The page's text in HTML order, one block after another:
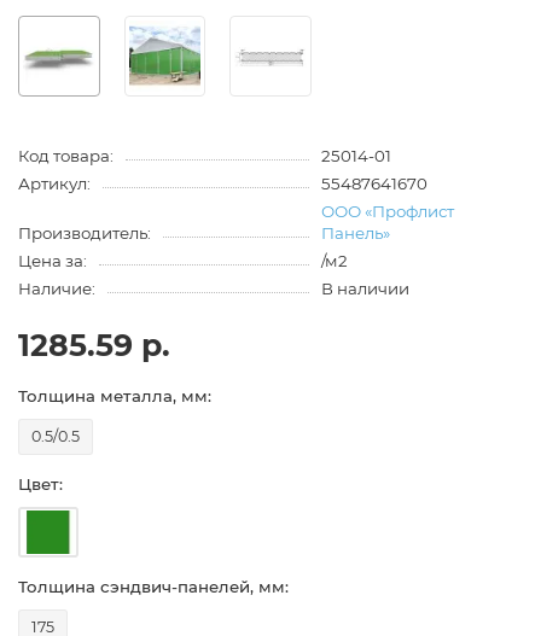
Код товара:
25014-01
Артикул:
55487641670
Производитель:
ООО «Профлист
Панель»
Цена за:
/м2
Наличие:
В наличии
1285.59 р.
Толщина металла, мм:
0.5/0.5
Цвет:
Толщина сэндвич-панелей, мм:
175